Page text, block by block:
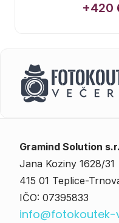
+420
Gramind Solution
Jana Koziny 1628/31
415 01 Teplice-
IČO: 07395833
info@fotokoutek-